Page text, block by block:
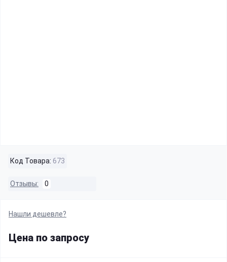
Код Товара: 673
Отзывы: 0
Нашли дешевле?
Цена по запросу